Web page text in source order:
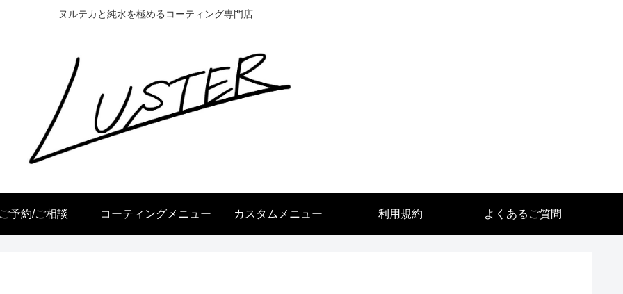
ヌルテカと純水を極めるコーティング専門店
予約/ご相談 コーティングメニュー カスタムメニュー 利用規約 よくあるご質問